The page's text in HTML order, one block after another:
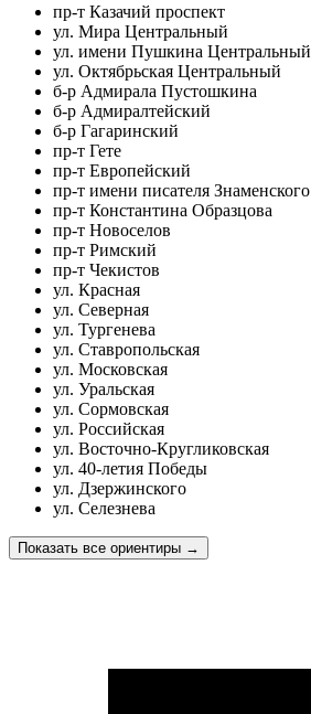
пр-т Казачий проспект
ул. Мира Центральный
ул. имени Пушкина Центральный
ул. Октябрьская Центральный
б-р Адмирала Пустошкина
б-р Адмиралтейский
б-р Гагаринский
пр-т Гете
пр-т Европейский
пр-т имени писателя Знаменского
пр-т Константина Образцова
пр-т Новоселов
пр-т Римский
пр-т Чекистов
ул. Красная
ул. Северная
ул. Тургенева
ул. Ставропольская
ул. Московская
ул. Уральская
ул. Сормовская
ул. Российская
ул. Восточно-Кругликовская
ул. 40-летия Победы
ул. Дзержинского
ул. Селезнева
Показать все ориентиры →